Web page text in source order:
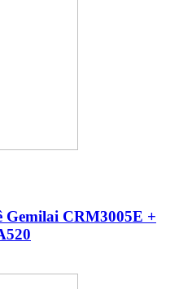
Gemilai CRM3005E +